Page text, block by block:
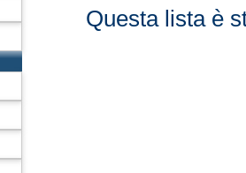
Questa lista è